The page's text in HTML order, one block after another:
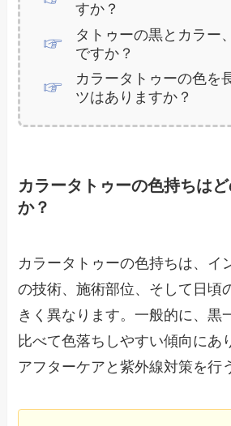
すか？
タトゥーの黒とカラー
ですか？
カラータトゥーの色を
ツはありますか？
カラータトゥーの色持ちは
か？
カラータトゥーの色持ちは、イ
の技術、施術部位、そして日頃
きく異なります。一般的に、黒
比べて色落ちしやすい傾向にあ
アフターケアと紫外線対策を行